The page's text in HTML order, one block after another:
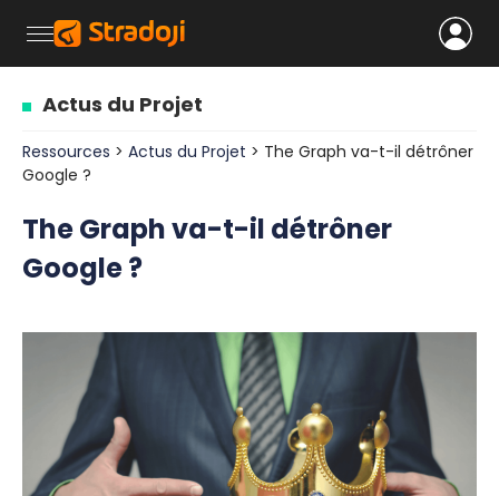
Actus du Projet
Ressources > Actus du Projet > The Graph va-t-il détrôner
Google ?
The Graph va-t-il détrôner
Google ?